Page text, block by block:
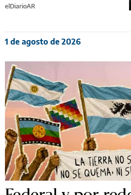
elDiarioAR
1 de agosto de 2026